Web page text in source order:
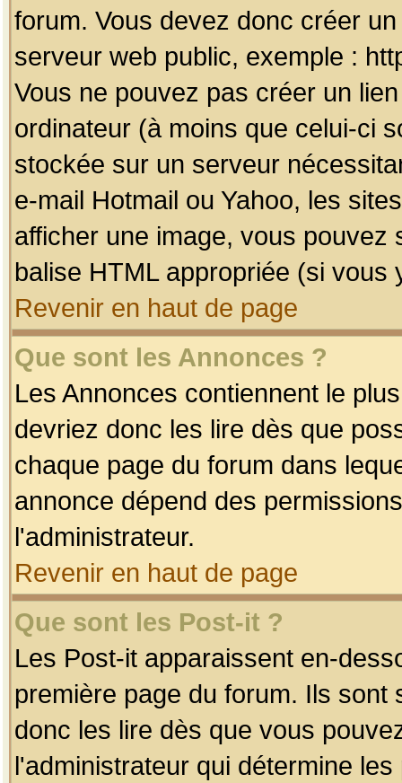
forum. Vous devez donc créer
serveur web public, exemple :
Vous ne pouvez pas créer un
ordinateur (à moins que celui-ci
stockée sur un serveur
e-mail Hotmail ou Yahoo, les
afficher une image, vous pouvez
balise HTML appropriée (si vous
Revenir en haut de page
Que sont les Annonces ?
Les Annonces contiennent le
devriez donc les lire dès que
chaque page du forum dans
annonce dépend des
l'administrateur.
Revenir en haut de page
Que sont les Post-it ?
Les Post-it apparaissent en-
première page du forum. Ils
donc les lire dès que vous
l'administrateur qui détermine